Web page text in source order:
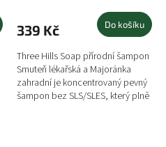
339 Kč Do košíku
Three Hills Soap přírodní šampon
Smuteň lékařská a Majoránka
zahradní je koncentrovaný pevný
šampon bez SLS/SLES, který plně